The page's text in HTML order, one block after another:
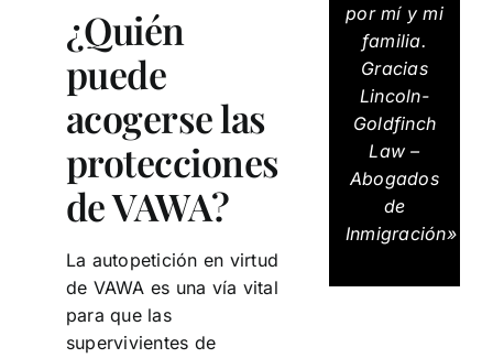
¿Quién
puede
acogerse las
protecciones
de VAWA?
La autopetición en virtud
de VAWA es una vía vital
para que las
supervivientes de
por mí y mi
familia.
Gracias
Lincoln-
Goldfinch
Law –
Abogados
de
Inmigración»